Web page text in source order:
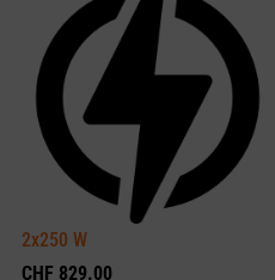
2x250 W
CHF 829.00